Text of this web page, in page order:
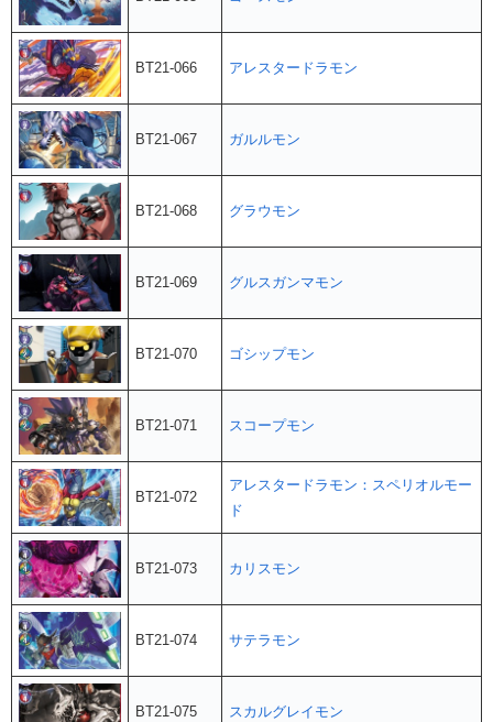
BT21-066 アレスタードラモン
BT21-067 ガルルモン
BT21-068 グラウモン
BT21-069 グルスガンマモン
BT21-070 ゴシップモン
BT21-071 スコープモン
BT21-072
アレスタードラモン：スペリオルモー
ド
BT21-073 カリスモン
BT21-074 サテラモン
BT21-075 スカルグレイモン